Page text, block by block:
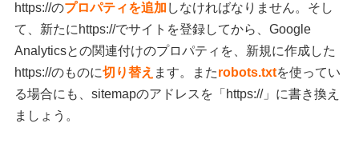
https://のプロパティを追加 しなければなりません。そし
て、新たにhttps://でサイトを登録してから、Google
Analyticsとの関連付けのプロパティを、新規に作成した
https://のものに切り替え ます。またrobots.txtを使ってい
る場合にも、sitemapのアドレスを「https://」に書き換え
ましょう。